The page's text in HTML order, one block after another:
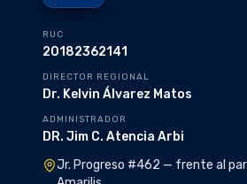
RUC
20182362141
DIRECTOR REGIONAL
Dr. Kelvin Álvarez Matos
ADMINISTRADOR
DR. Jim C. Atencia Arbi
Jr. Progreso #462 — frente al